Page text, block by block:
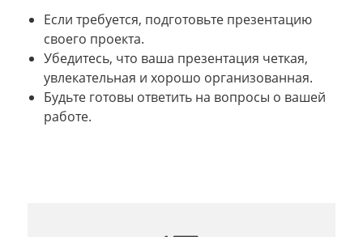
Если требуется, подготовьте презентацию
своего проекта.
Убедитесь, что ваша презентация четкая,
увлекательная и хорошо организованная.
Будьте готовы ответить на вопросы о вашей
работе.